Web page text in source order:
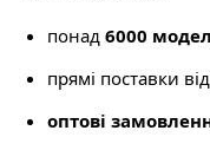
понад 6000
прямі поставки
оптові